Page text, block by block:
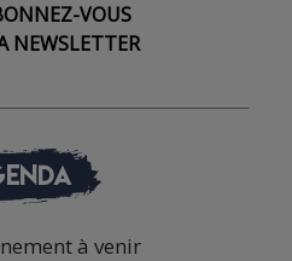
VOUS
NEWSLETTER
à venir